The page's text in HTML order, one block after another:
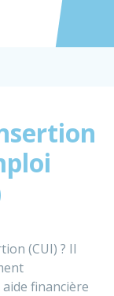
Accéder
(CUI) ? Il
financière